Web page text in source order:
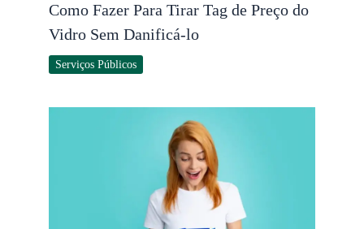
Como Fazer Para Tirar Tag de Preço do
Vidro Sem Danificá-lo
Serviços Públicos